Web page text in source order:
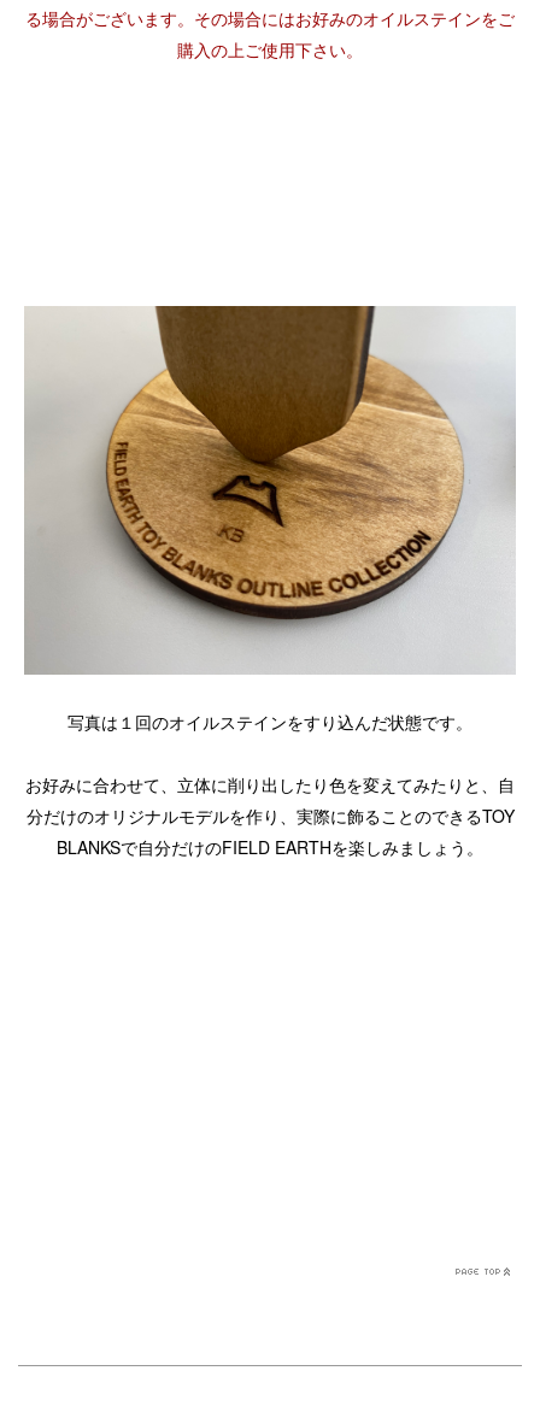
る場合がございます。その場合にはお好みのオイルステインをご
購入の上ご使用下さい。
写真は１回のオイルステインをすり込んだ状態です。
お好みに合わせて、立体に削り出したり色を変えてみたりと、自
分だけのオリジナルモデルを作り、実際に飾ることのできるTOY
BLANKSで自分だけのFIELD EARTHを楽しみましょう。